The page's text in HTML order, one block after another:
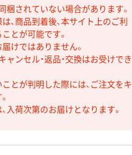
梱されていない場合があります。
、商品到着後、本サイト上のご利
とが可能です。
けではありません。
ンセル・返品・交換はお受けでき
とが判明した際には、ご注文をキ
入荷次第のお届けとなります。